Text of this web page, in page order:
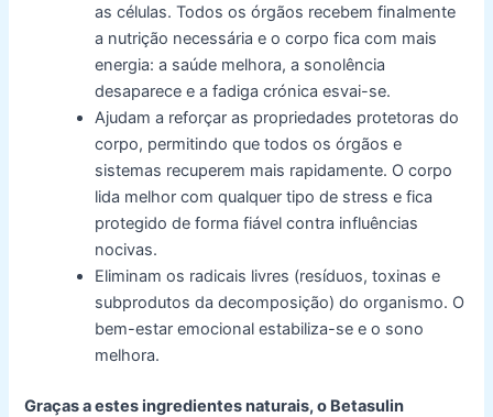
as células. Todos os órgãos recebem finalmente
a nutrição necessária e o corpo fica com mais
energia: a saúde melhora, a sonolência
desaparece e a fadiga crónica esvai-se.
Ajudam a reforçar as propriedades protetoras do
corpo, permitindo que todos os órgãos e
sistemas recuperem mais rapidamente. O corpo
lida melhor com qualquer tipo de stress e fica
protegido de forma fiável contra influências
nocivas.
Eliminam os radicais livres (resíduos, toxinas e
subprodutos da decomposição) do organismo. O
bem-estar emocional estabiliza-se e o sono
melhora.
Graças a estes ingredientes naturais, o Betasulin